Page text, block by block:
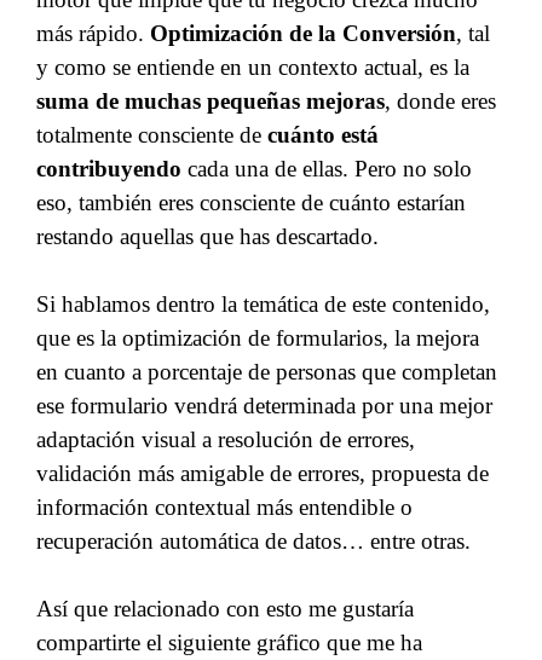
más rápido. Optimización de la Conversión, tal
y como se entiende en un contexto actual, es la
suma de muchas pequeñas mejoras, donde eres
totalmente consciente de cuánto está
contribuyendo cada una de ellas. Pero no solo
eso, también eres consciente de cuánto estarían
restando aquellas que has descartado.
Si hablamos dentro la temática de este contenido,
que es la optimización de formularios, la mejora
en cuanto a porcentaje de personas que completan
ese formulario vendrá determinada por una mejor
adaptación visual a resolución de errores,
validación más amigable de errores, propuesta de
información contextual más entendible o
recuperación automática de datos… entre otras.
Así que relacionado con esto me gustaría
compartirte el siguiente gráfico que me ha